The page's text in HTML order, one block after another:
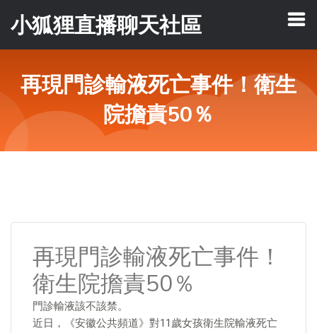
小狐狸直播聊天社區
再現門診輸液死亡事件！衛生
院擔責50％
再現門診輸液死亡事件！
衛生院擔責50％
門診輸液該不該禁。
近日，《安徽公共頻道》對11歲女孩衛生院輸液死亡